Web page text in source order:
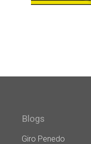
Blogs
Giro Penedo